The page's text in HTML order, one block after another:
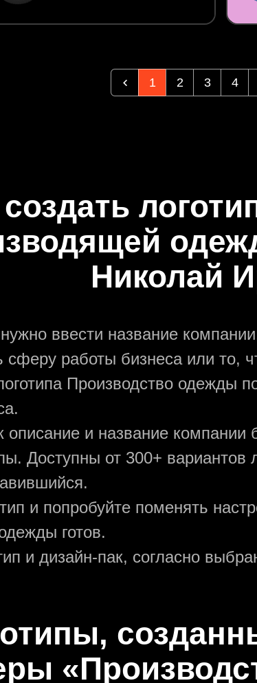
1 2 3 4
Николай
ввести название
сферу работы бизнеса или то,
Производство одежды
описание и название
Доступны от 300+ вариантов
и попробуйте поменять
готов.
и дизайн-пак, согласно